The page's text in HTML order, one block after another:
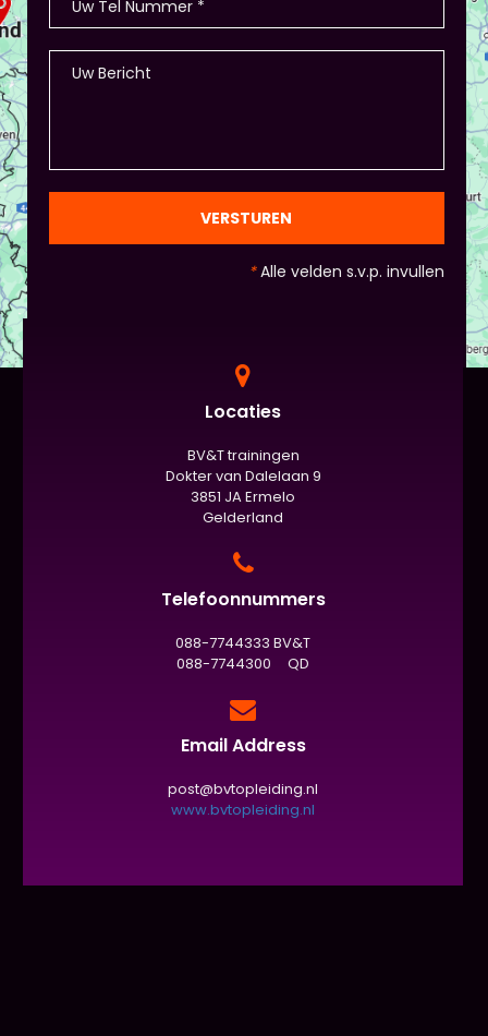
- Als je hierbij je eigen creativiteit in wil zetten is
dat altijd mogelijk! Maar: overleg dit dan wel met
Piet of hij dit wil in plaats van een eindpresentatie
+ zorg ervoor dat de deelnemers wel hun
en die van Piet en vervolgens de deelnemers:
gezien de eindpresentaties van 5 minuten de
officiële/vaste werkvorm zijn. Voor beginners is het
nog met spiekbriefje). - Vergeet het
evaluatieformulier niet :)
VERSTUREN
*Alle velden s.v.p. invullen
Locaties
BV&T trainingen
Dokter van Dalelaan 9
3851 JA Ermelo
Gelderland
Telefoonnummers
088-7744333 BV&T
088-7744300 QD
Email Address
post@bvtopleiding.nl
www.bvtopleiding.nl